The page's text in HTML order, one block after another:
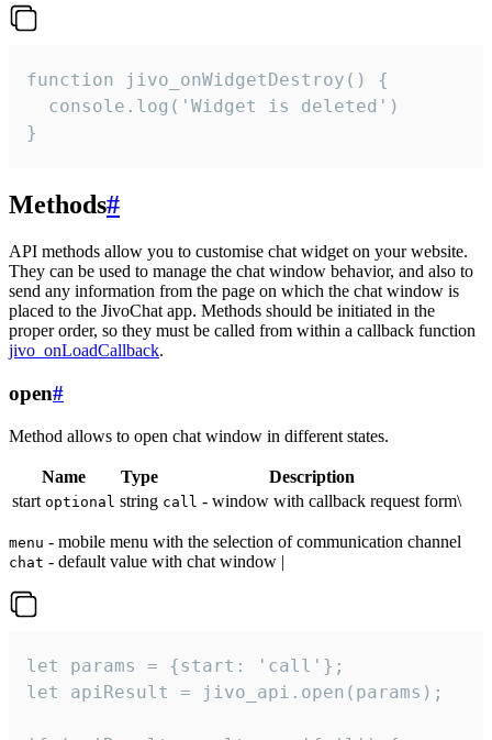
function jivo_onWidgetDestroy() {
  console.log('Widget is deleted')
}
Methods#
API methods allow you to customise chat widget on your website.
They can be used to manage the chat window behavior, and also to
send any information from the page on which the chat window is
placed to the JivoChat app. Methods should be initiated in the
proper order, so they must be called from within a callback function
jivo_onLoadCallback.
open#
Method allows to open chat window in different states.
Name Type
Description
start optional string call - window with callback request form\
menu - mobile menu with the selection of communication channel
chat - default value with chat window |
let params = {start: 'call'};
let apiResult = jivo_api.open(params);